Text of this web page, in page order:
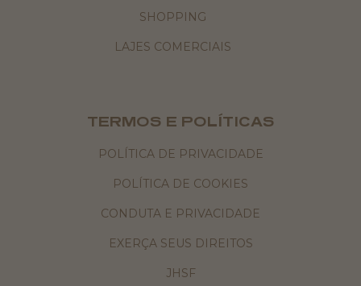
SHOPPING
LAJES COMERCIAIS
TERMOS E POLÍTICAS
POLÍTICA DE PRIVACIDADE
POLÍTICA DE COOKIES
CONDUTA E PRIVACIDADE
EXERÇA SEUS DIREITOS
JHSF